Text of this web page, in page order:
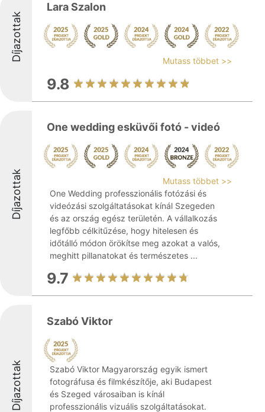
Díjazottak
Lara Szalon
Mutass többet >>
9.8
Díjazottak
One wedding esküvői fotó - videó
Mutass többet >>
One Wedding professzionális fotózási és
videózási szolgáltatásokat kínál Szegeden
és az ország egész területén. A vállalkozás
legfőbb célkitűzése, hogy hitelesen és
időtálló módon örökítse meg azokat a valós,
meghitt pillanatokat és természetes ...
9.7
Díjazottak
Szabó Viktor
Szabó Viktor Magyarország egyik ismert
fotográfusa és filmkészítője, aki Budapest
és Szeged városaiban is kínál
professzionális vizuális szolgáltatásokat.